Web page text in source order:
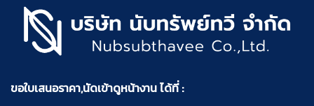
ขอใบเสนอราคา,นัดเข้าดูหน้างาน ได้ที่ :